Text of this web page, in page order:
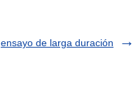
ensayo de larga duración